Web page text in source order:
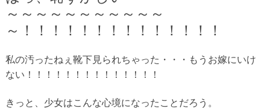
～～～～～～～～～～～
～！！！！！！！！！！！！！！
私の汚ったねぇ靴下見られちゃった・・・もうお嫁にいけ
ない！！！！！！！！！！！！！！
きっと、少女はこんな心境になったことだろう。